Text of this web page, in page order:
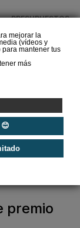
mejorar la
(vídeos y
mantener tus
más
PRESUPUESTOS
premio